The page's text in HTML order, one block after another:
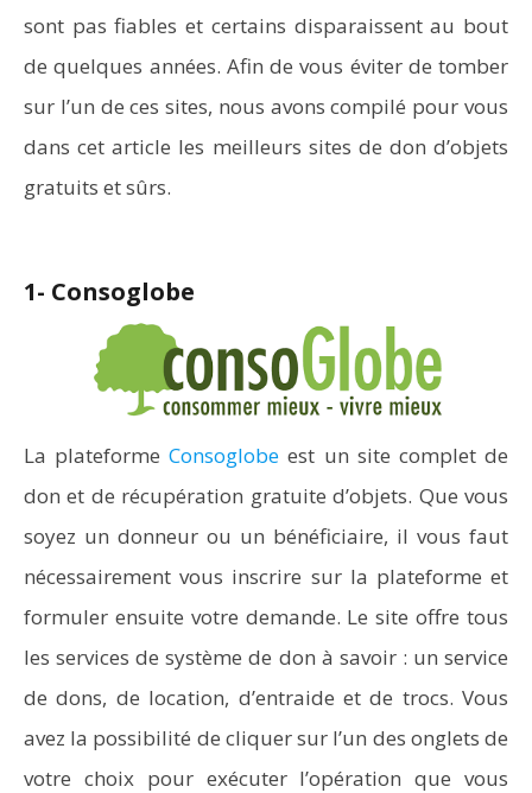
sont pas fiables et certains disparaissent au bout
de quelques années. Afin de vous éviter de tomber
sur l’un de ces sites, nous avons compilé pour vous
dans cet article les meilleurs sites de don d’objets
gratuits et sûrs.
1- Consoglobe
La plateformeConsoglobe est un site complet de
don et de récupération gratuite d’objets. Que vous
soyez un donneur ou un bénéficiaire, il vous faut
nécessairement vous inscrire sur la plateforme et
formuler ensuite votre demande. Le site offre tous
les services de système de don à savoir : un service
de dons, de location, d’entraide et de trocs. Vous
avez la possibilité de cliquer sur l’un des onglets de
votre choix pour exécuter l’opération que vous